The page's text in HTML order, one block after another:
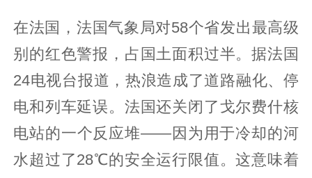
在法国，法国气象局对58个省发出最高级
别的红色警报，占国土面积过半。据法国
24电视台报道，热浪造成了道路融化、停
电和列车延误。法国还关闭了戈尔费什核
电站的一个反应堆——因为用于冷却的河
水超过了28℃的安全运行限值。这意味着